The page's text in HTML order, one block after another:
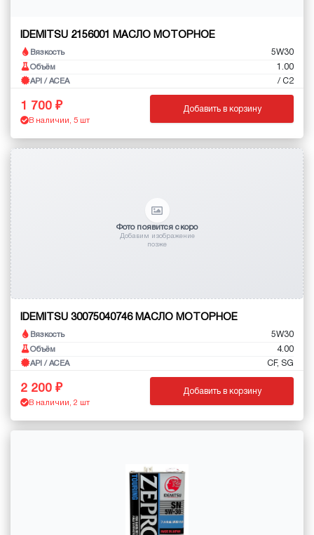
IDEMITSU 2156001 МАСЛО МОТОРНОЕ
Вязкость 5W30
Объём 1.00
API / ACEA / C2
1 700
В наличии, 5 шт
Добавить в корзину
Фото появится скоро
Добавим изображение
позже
IDEMITSU 30075040746 МАСЛО МОТОРНОЕ
Вязкость 5W30
Объём 4.00
API / ACEA CF, SG
2 200
В наличии, 2 шт
Добавить в корзину